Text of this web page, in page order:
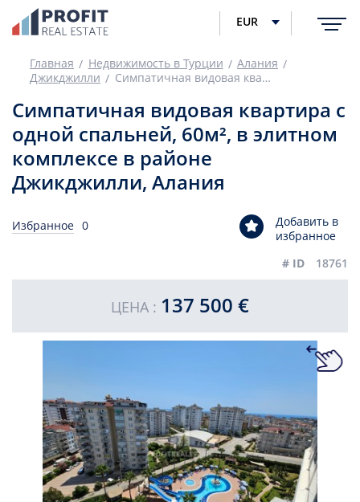
EUR
Главная Недвижимость в Турции
Алания
Джикджилли
Симпатичная видовая квартира с одной спальней, 60м², в элитном комплексе в районе Джикджилли, Алания
Симпатичная видовая квартира с
одной спальней, 60м², в элитном
комплексе в районе
Джикджилли, Алания
Избранное 0
Добавить в
избранное
# ID
18761
ЦЕНА : 137 500 €